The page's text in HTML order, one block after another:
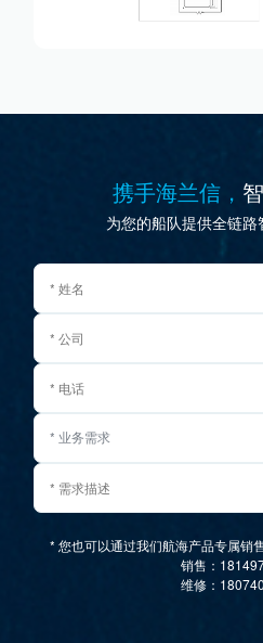
携手海兰信，
为您的船队提供全链
* 您也可以通过我们航海产品专属销
销售：
维修：